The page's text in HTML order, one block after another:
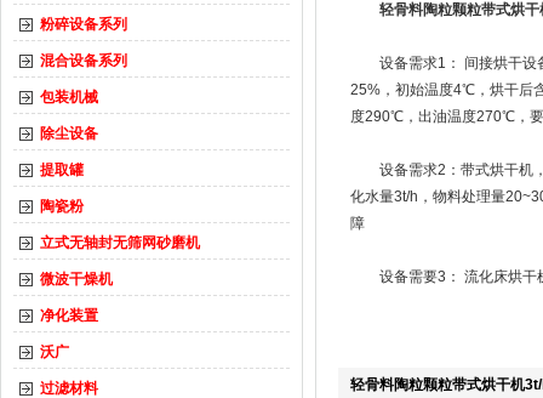
粉碎设备系列
混合设备系列
包装机械
除尘设备
提取罐
陶瓷粉
立式无轴封无筛网砂磨机
微波干燥机
净化装置
沃广
过滤材料
轻骨料陶粒颗粒带式烘干
设备需求1： 间接烘干设备
25%，初始温度4℃，烘干后
度290℃，出油温度270℃，
设备需求2：带式烘干机，
化水量3t/h，物料处理量
障
设备需要3： 流化床烘干
轻骨料陶粒颗粒带式烘干机